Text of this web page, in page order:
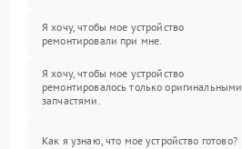
Я хочу, чтобы мое устройство
ремонтировали при мне.
Я хочу, чтобы мое устройство
ремонтировалось только оригинальными
запчастями.
Как я узнаю, что мое устройство готово?